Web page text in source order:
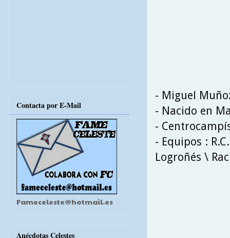
- Miguel
- Nacido en
-
- Equipos :
Logroñés \
Contacta por E-Mail
Fameceleste@hotmail.es
Anécdotas Celestes